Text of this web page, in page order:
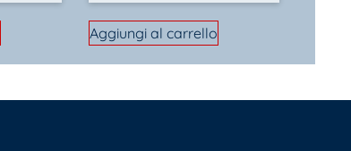
Aggiungi al carrello